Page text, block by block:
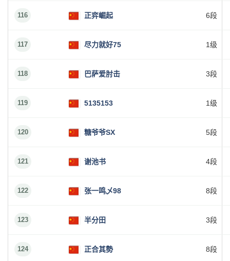
116 正弈崛起 6段
117 尽力就好75 1级
118 巴萨爱肘击 3段
119 5135153 1级
120 糖爷爷SX 5段
121 谢池书 4段
122 张一鸣乄98 8段
123 半分田 3段
124 正合其勢 8段